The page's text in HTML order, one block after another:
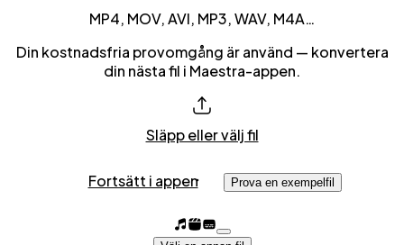
MP4, MOV, AVI, MP3, WAV, M4A…
Din kostnadsfria provomgång är använd — konvertera
din nästa fil i Maestra-appen.
Släpp eller välj fil
Fortsätt i appen Prova en exempelfil